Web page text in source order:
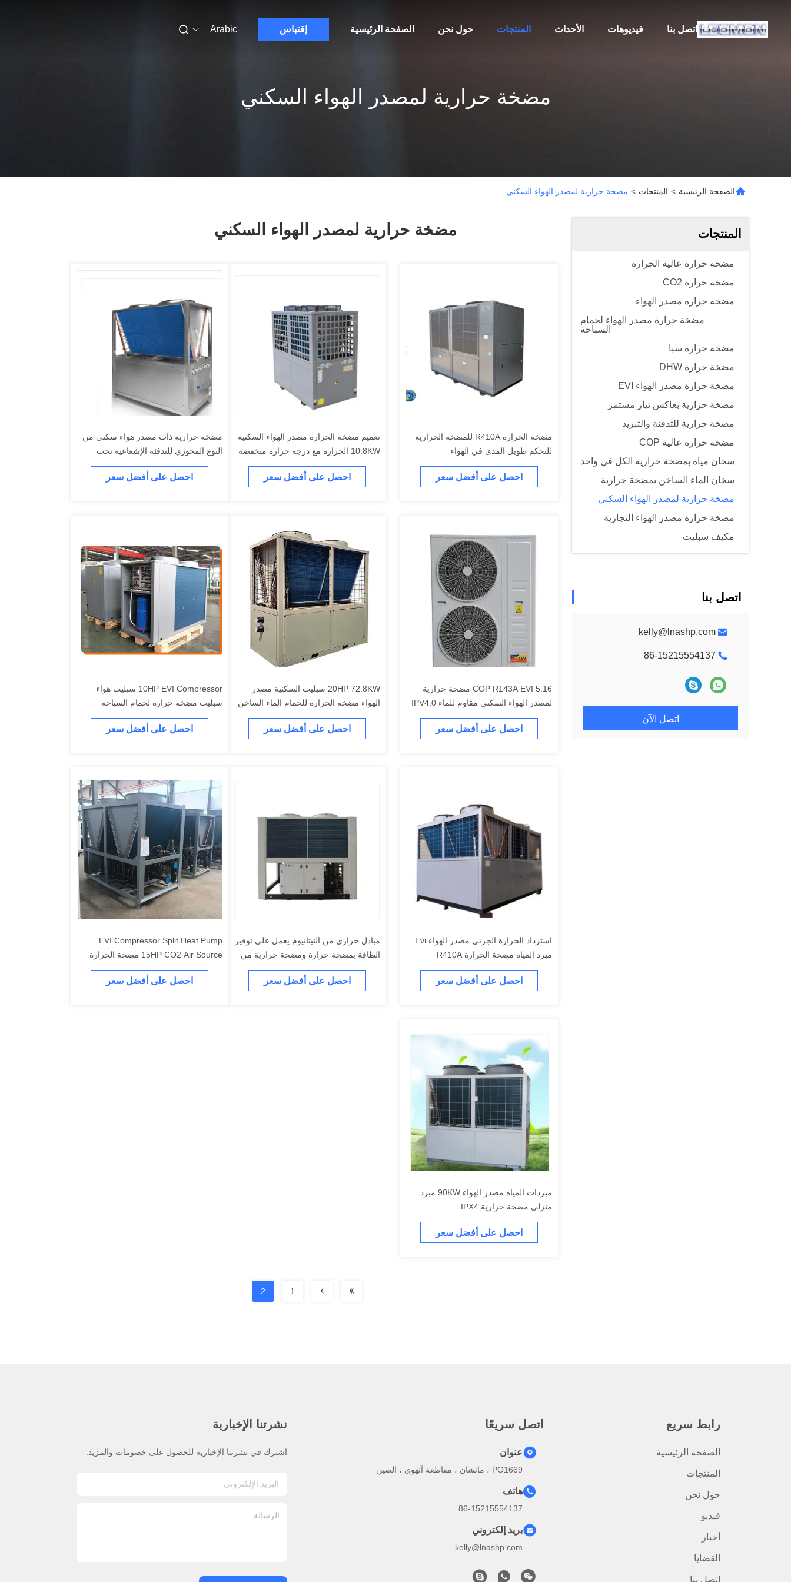
الصفحة الرئيسية حول نحن المنتجات الأحداث فيديوهات اتصل بنا إقتباس Arabic
مضخة حرارية لمصدر الهواء السكني
الصفحة الرئيسية > المنتجات > مضخة حرارية لمصدر الهواء السكني
المنتجات
مضخة حرارة عالية الحرارة
مضخة حرارة CO2
مضخة حرارة مصدر الهواء
مضخة حرارة مصدر الهواء لحمام
السباحة
مضخة حرارة سبا
مضخة حرارة DHW
مضخة حرارة مصدر الهواء EVI
مضخة حرارية بعاكس تيار مستمر
مضخة حرارية للتدفئة والتبريد
مضخة حرارة عالية COP
سخان مياه بمضخة حرارية الكل في واحد
سخان الماء الساخن بمضخة حرارية
مضخة حرارية لمصدر الهواء السكني
مضخة حرارة مصدر الهواء التجارية
مكيف سبليت
اتصل بنا
kelly@lnashp.com
86-15215554137
اتصل الآن
مضخة حرارية لمصدر الهواء السكني
مضخة الحرارة R410A للمضخة الحرارية
للتحكم طويل المدى في الهواء
احصل على أفضل سعر
تعميم مضخة الحرارة مصدر الهواء السكنية
10.8KW الحرارة مع درجة حرارة منخفضة
احصل على أفضل سعر
مضخة حرارية ذات مصدر هواء سكني من
النوع المحوري للتدفئة الإشعاعية تحت
الأرضية
احصل على أفضل سعر
5.16 COP R143A EVI مضخة حرارية
لمصدر الهواء السكني مقاوم للماء IPV4.0
احصل على أفضل سعر
20HP 72.8KW سبليت السكنية مصدر
الهواء مضخة الحرارة للحمام الماء الساخن
احصل على أفضل سعر
10HP EVI Compressor سبليت هواء
سبليت مضخة حرارة لحمام السباحة
احصل على أفضل سعر
استرداد الحرارة الجزئي مصدر الهواء Evi
مبرد المياه مضخة الحرارة R410A
احصل على أفضل سعر
مبادل حراري من التيتانيوم يعمل على توفير
الطاقة بمضخة حرارة ومضخة حرارية من
التيتانيوم
احصل على أفضل سعر
EVI Compressor Split Heat Pump
15HP CO2 Air Source مضخة الحرارة
التجارية
احصل على أفضل سعر
مبردات المياه مصدر الهواء 90KW مبرد
منزلي مضخة حرارية IPX4
احصل على أفضل سعر
1
2
رابط سريع
الصفحة الرئيسية
المنتجات
حول نحن
فيديو
أخبار
القضايا
اتصل بنا
اتصل سريعًا
عنوان
PO1669 ، مانشان ، مقاطعة آنهوي ، الصين
هاتف
86-15215554137
بريد إلكتروني
kelly@lnashp.com
نشرتنا الإخبارية
اشترك في نشرتنا الإخبارية للحصول على خصومات والمزيد.